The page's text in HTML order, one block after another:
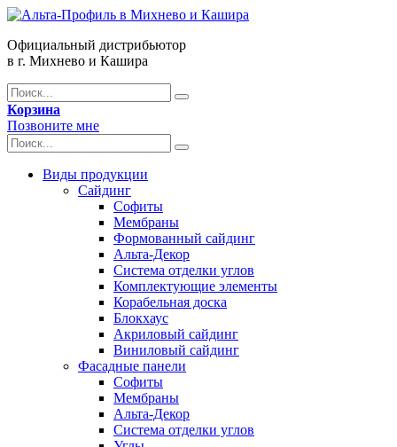
Официальный дистрибьютор
в г. Михнево и Кашира
Корзина
Позвоните мне
Виды продукции
Сайдинг
Софиты
Мембраны
Формованный сайдинг
Альта-Декор
Система отделки углов
Комплектующие элементы
Корабельная доска
Блокхаус
Акриловый сайдинг
Виниловый сайдинг
Фасадные панели
Софиты
Мембраны
Альта-Декор
Система отделки углов